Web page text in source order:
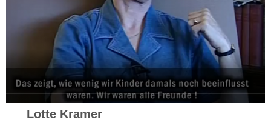
Lotte Kramer